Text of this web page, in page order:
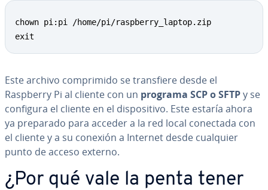
chown pi:pi /home/pi/raspberry_laptop.zip
exit
Este archivo co­m­pri­mi­do se tra­n­s­fie­re desde el
Raspberry Pi al cliente con un programa SCP o SFTPy se
configura el cliente en el di­s­po­si­ti­vo. Este estaría ahora
ya preparado para acceder a la red local conectada con
el cliente y a su conexión a Internet desde cualquier
punto de acceso externo.
¿Por qué vale la penta tener